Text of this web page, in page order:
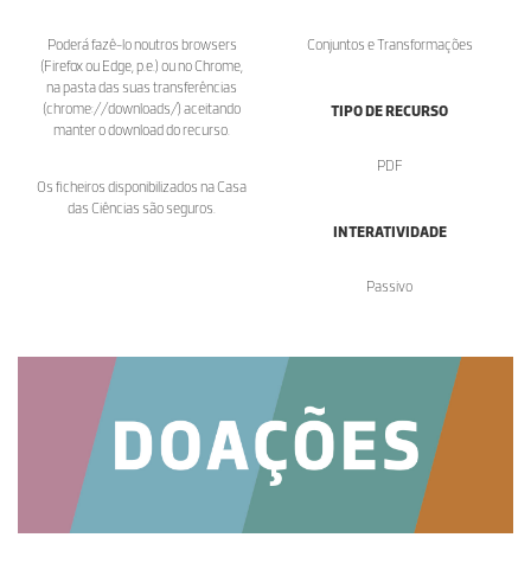
Poderá fazê-lo noutros browsers
(Firefox ou Edge, p.e.) ou no Chrome,
na pasta das suas transferências
(chrome://downloads/) aceitando
manter o download do recurso.
Os ficheiros disponibilizados na Casa
das Ciências são seguros.
Conjuntos e Transformações
TIPO DE RECURSO
PDF
INTERATIVIDADE
Passivo